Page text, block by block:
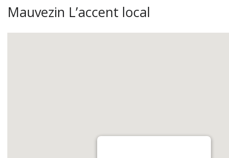
Mauvezin L’accent local